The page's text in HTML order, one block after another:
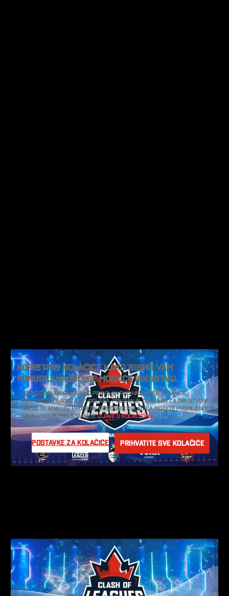
Koristimo kolačiće kako bismo vam
ponudili najbolje moguće iskustvo.
Kolačićima osiguravamo pravilan rad naše web stranice,
prilagodbu sadržaja i oglasa, pružanje značajki za društvene
mreže te analizu prometa. Postavke kolačića možete promijeniti i
naknadno putem straniceIzjave o kolačićima.
Postavke za kolačiće Prihvatite sve kolačiće